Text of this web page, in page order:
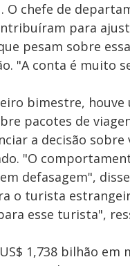
chefe de
para
pesam sobre
"A conta é muito
bimestre,
pacotes de
a decisão
"O
defasagem",
o turista
esse turista",
1,738 bilhão em